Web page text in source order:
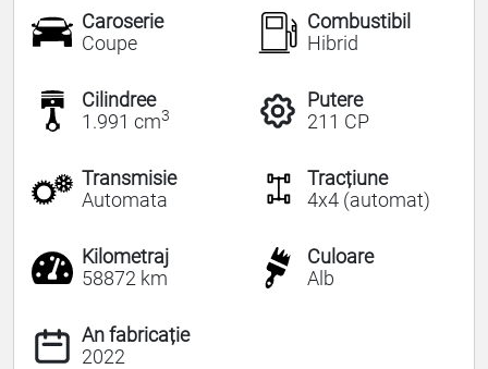
Caroserie
Coupe
Combustibil
Hibrid
Cilindree
1.991 cm3
Putere
211 CP
Transmisie
Automata
Tracțiune
4x4 (automat)
Kilometraj
58872 km
Culoare
Alb
An fabricație
2022